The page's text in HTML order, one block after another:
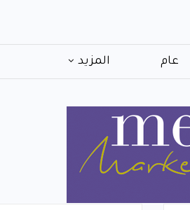
عام المزيد